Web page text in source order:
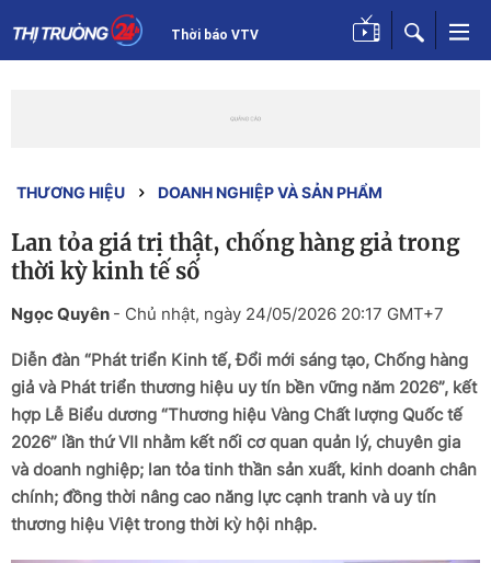
Thời báo VTV
THƯƠNG HIỆU DOANH NGHIỆP VÀ SẢN PHẨM
Lan tỏa giá trị thật, chống hàng giả trong
thời kỳ kinh tế số
Ngọc Quyên - Chủ nhật, ngày 24/05/2026 20:17 GMT+7
Diễn đàn “Phát triển Kinh tế, Đổi mới sáng tạo, Chống hàng
giả và Phát triển thương hiệu uy tín bền vững năm 2026”, kết
hợp Lễ Biểu dương “Thương hiệu Vàng Chất lượng Quốc tế
2026” lần thứ VII nhằm kết nối cơ quan quản lý, chuyên gia
và doanh nghiệp; lan tỏa tinh thần sản xuất, kinh doanh chân
chính; đồng thời nâng cao năng lực cạnh tranh và uy tín
thương hiệu Việt trong thời kỳ hội nhập.